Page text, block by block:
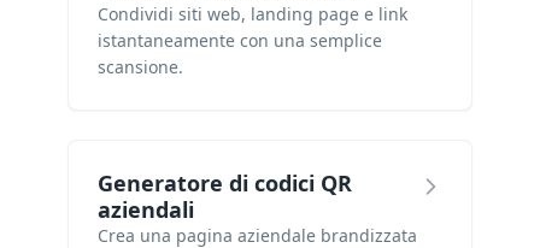
Condividi siti web, landing page e link
istantaneamente con una semplice
scansione.
Generatore di codici QR
aziendali
Crea una pagina aziendale brandizzata